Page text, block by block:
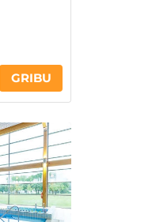
GRIBU